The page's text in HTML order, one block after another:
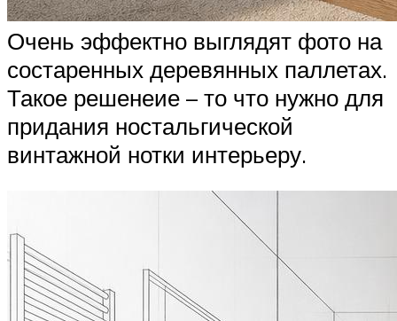
Очень эффектно выглядят фото на
состаренных деревянных паллетах.
Такое решенеие – то что нужно для
придания ностальгической
винтажной нотки интерьеру.